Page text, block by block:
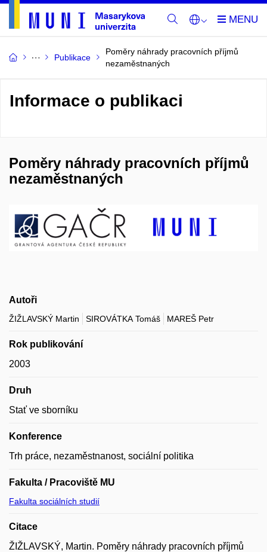
Publikace
Poměry náhrady pracovních příjmů
nezaměstnaných
Informace o publikaci
Poměry náhrady pracovních příjmů
nezaměstnaných
Autoři
ŽIŽLAVSKÝ Martin SIROVÁTKA Tomáš MAREŠ Petr
Rok publikování
2003
Druh
Stať ve sborníku
Konference
Trh práce, nezaměstnanost, sociální politika
Fakulta / Pracoviště MU
Fakulta sociálních studií
Citace
ŽIŽLAVSKÝ, Martin. Poměry náhrady pracovních příjmů